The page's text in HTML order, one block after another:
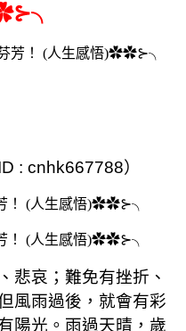
: cnhk667788）
悲哀；難免有挫折、
風雨過後，就會有彩
陽光。雨過天晴，歲